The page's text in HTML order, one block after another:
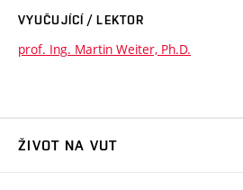
VYUČUJÍCÍ / LEKTOR
prof. Ing. Martin Weiter, Ph.D.
ŽIVOT NA VUT